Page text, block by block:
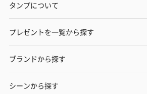
タンプについて
プレゼントを一覧から探す
ブランドから探す
シーンから探す